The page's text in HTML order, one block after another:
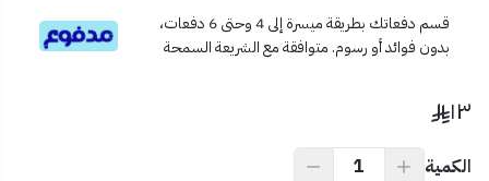
قسم دفعاتك بطريقة ميسرة إلى 4 وحتى 6 دفعات،
بدون فوائد أو رسوم. متوافقة مع الشريعة السمحة
١٣
الكمية